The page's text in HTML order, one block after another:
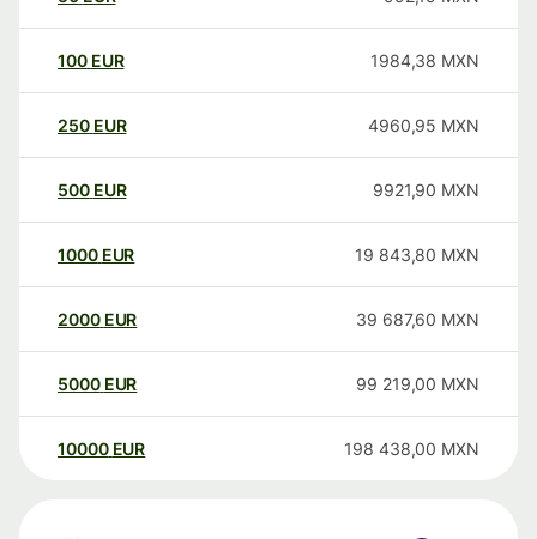
100 EUR 1984,38 MXN
250 EUR 4960,95 MXN
500 EUR 9921,90 MXN
1000 EUR 19 843,80 MXN
2000 EUR 39 687,60 MXN
5000 EUR 99 219,00 MXN
10000 EUR 198 438,00 MXN